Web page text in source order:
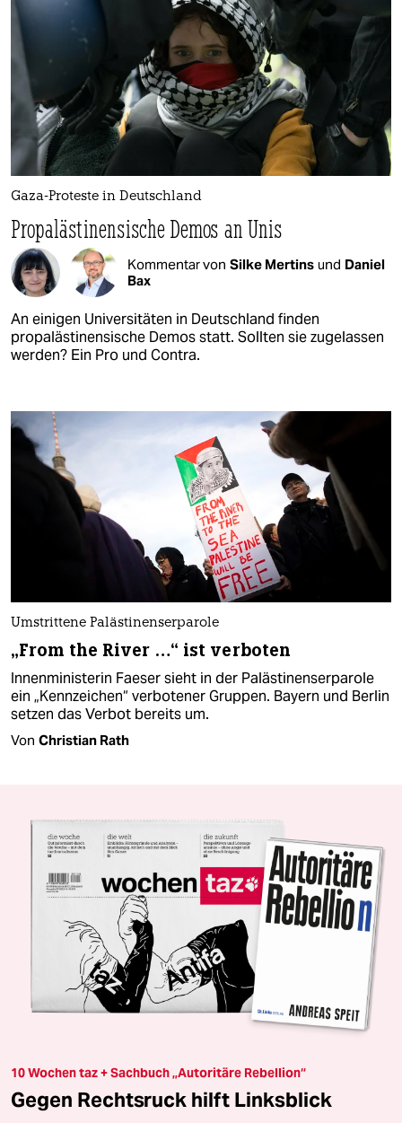
Gaza-Proteste in Deutschland
Propalästinensische Demos an Unis
Kommentar von Silke Mertins und Daniel
Bax
An einigen Universitäten in Deutschland finden
propalästinensische Demos statt. Sollten sie zugelassen
werden? Ein Pro und Contra.
Umstrittene Palästinenserparole
„From the River …“ ist verboten
Innenministerin Faeser sieht in der Palästinenserparole
ein „Kennzeichen“ verbotener Gruppen. Bayern und Berlin
setzen das Verbot bereits um.
Von Christian Rath
10 Wochen taz + Sachbuch „Autoritäre Rebellion“
Gegen Rechtsruck hilft Linksblick